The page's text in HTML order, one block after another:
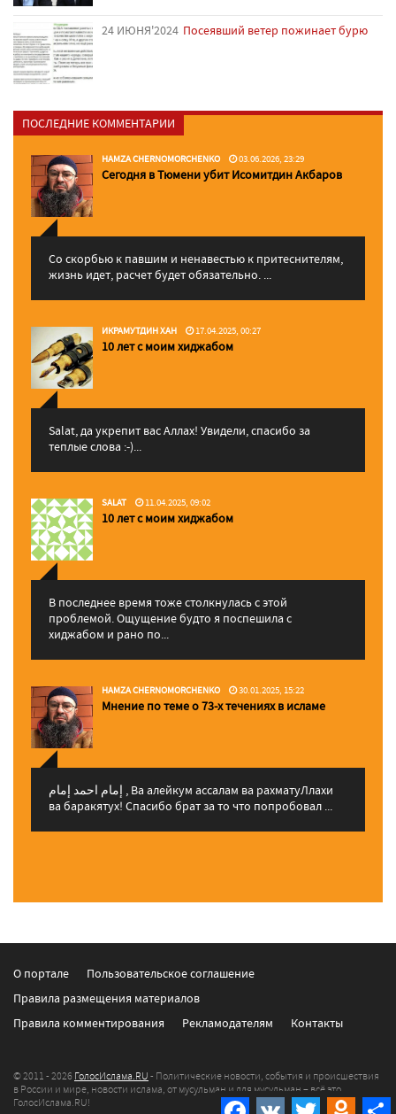
24 ИЮНЯ'2024 Посеявший ветер пожинает бурю
ПОСЛЕДНИЕ КОММЕНТАРИИ
HAMZA CHERNOMORCHENKO 03.06.2026, 23:29
Сегодня в Тюмени убит Исомитдин Акбаров
Со скорбью к павшим и ненавестью к притеснителям,
жизнь идет, расчет будет обязательно. ...
ИКРАМУТДИН ХАН 17.04.2025, 00:27
10 лет с моим хиджабом
Salat, да укрепит вас Аллаx! Увидели, спасибо за
теплые слова :-)...
SALAT 11.04.2025, 09:02
10 лет с моим хиджабом
В последнее время тоже столкнулась с этой
проблемой. Ощущение будто я поспешила с
хиджабом и рано по...
HAMZA CHERNOMORCHENKO 30.01.2025, 15:22
Мнение по теме о 73-х течениях в исламе
إمام احمد إمام , Ва алейкум ассалам ва рахматуЛлахи
ва баракятух! Спасибо брат за то что попробовал ...
Facebook
VK Twitter
О портале
Пользовательское соглашение
Правила размещения материалов
Правила комментирования
Рекламодателям Контакты
© 2011 - 2026 ГолосИслама.RU - Политические новости, события и происшествия
в России и мире, новости ислама, от мусульман и для мусульман – всё это
ГолосИслама.RU!